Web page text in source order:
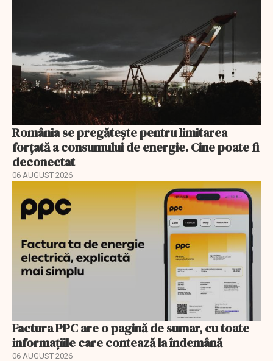
România se pregătește pentru limitarea
forțată a consumului de energie. Cine poate fi
deconectat
06 AUGUST 2026
Factura PPC are o pagină de sumar, cu toate
informațiile care contează la îndemână
06 AUGUST 2026